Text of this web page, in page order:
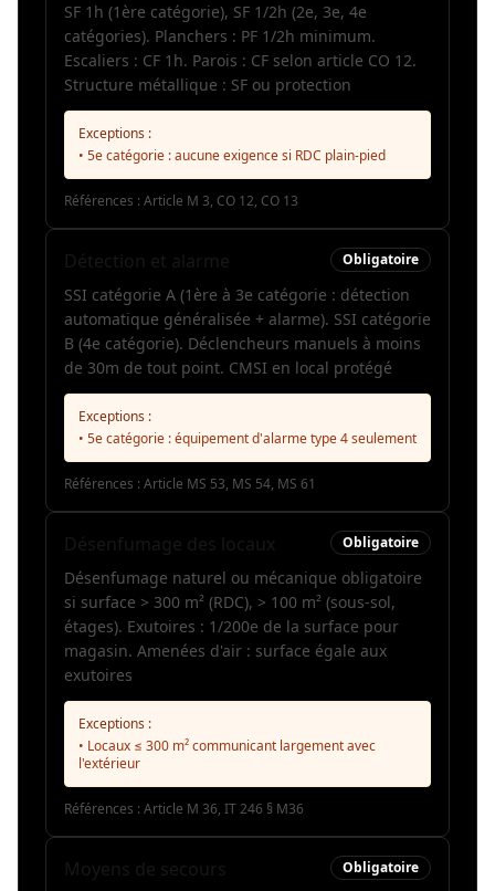
SF 1h (1ère catégorie), SF 1/2h (2e, 3e, 4e
catégories). Planchers : PF 1/2h minimum.
Escaliers : CF 1h. Parois : CF selon article CO 12.
Structure métallique : SF ou protection
Exceptions :
• 5e catégorie : aucune exigence si RDC plain-pied
Références : Article M 3, CO 12, CO 13
Obligatoire
SSI catégorie A (1ère à 3e catégorie : détection
automatique généralisée + alarme). SSI catégorie
B (4e catégorie). Déclencheurs manuels à moins
de 30m de tout point. CMSI en local protégé
Exceptions :
• 5e catégorie : équipement d'alarme type 4 seulement
Références : Article MS 53, MS 54, MS 61
Obligatoire
Désenfumage naturel ou mécanique obligatoire
si surface > 300 m² (RDC), > 100 m² (sous-sol,
étages). Exutoires : 1/200e de la surface pour
magasin. Amenées d'air : surface égale aux
exutoires
Exceptions :
• Locaux ≤ 300 m² communicant largement avec
l'extérieur
Références : Article M 36, IT 246 § M36
Obligatoire